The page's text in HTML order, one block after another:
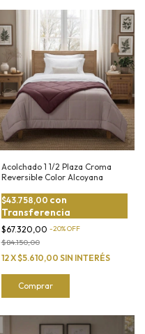
Acolchado 1 1/2 Plaza Croma
Reversible Color Alcoyana
$67.320,00 -20%OFF
$84.150,00
$43.758,00 con
Transferencia
12X$5.610,00 SIN INTERÉS
Comprar